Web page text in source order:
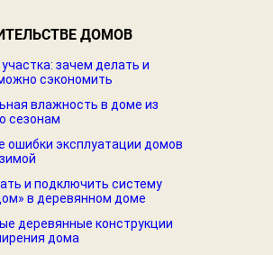
ДОМОВ
участка: зачем делать и
сэкономить
влажность в доме из
сезонам
ошибки эксплуатации домов
и подключить систему
в деревянном доме
деревянные конструкции
дома